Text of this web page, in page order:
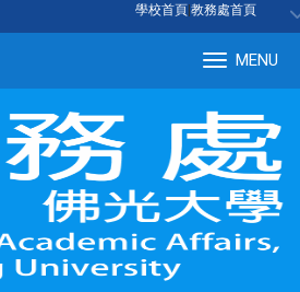
學校首頁 教務處首頁
MENU